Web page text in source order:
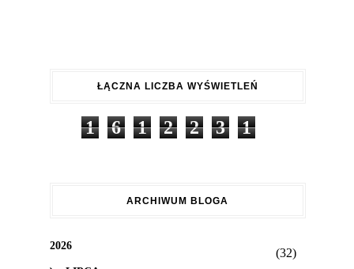
ŁĄCZNA LICZBA WYŚWIETLEŃ
1 6 1 2 2 3 1
ARCHIWUM BLOGA
2026
(32)